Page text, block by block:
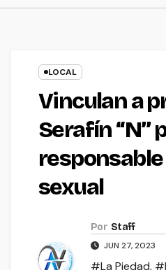
LOCAL
Vinculan a
Serafín “N”
sexual
Por Staff
JUN 27, 2023
#La Piedad,